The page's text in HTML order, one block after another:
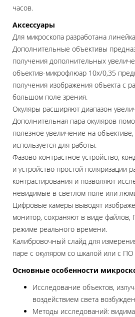
часов.
Аксессуары
Для микроскопа разработана
Дополнительные объективы
получения дополнительных
объектив-микрофлюар 10х/0,35
получения изображения объекта с
большом поле зрения.
Окуляры расширяют диапазон
Дополнительная пара окуляров
полезное увеличение на
используется для работы.
Фазово-контрастное устройство,
и устройство простой поляризации
контрастирования и позволяют
невидимые в светлом поле или
Цифровые камеры выводят
монитор, сохраняют в виде файлов,
режиме реального времени.
Калибровочный слайд для
паре с окуляром со шкалой или с
Основные особенности
Исследование объектов,
воздействием света
Методы исследований: